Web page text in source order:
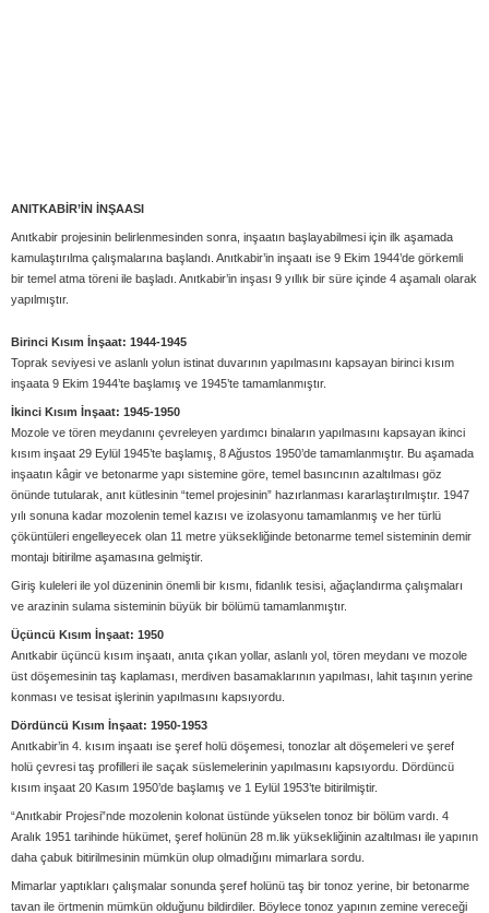
ANITKABİR’İN İNŞAASI
Anıtkabir projesinin belirlenmesinden sonra, inşaatın başlayabilmesi için ilk aşamada
kamulaştırılma çalışmalarına başlandı. Anıtkabir’in inşaatı ise 9 Ekim 1944’de görkemli
bir temel atma töreni ile başladı. Anıtkabir’in inşası 9 yıllık bir süre içinde 4 aşamalı olarak
yapılmıştır.
Birinci Kısım İnşaat: 1944-1945
Toprak seviyesi ve aslanlı yolun istinat duvarının yapılmasını kapsayan birinci kısım
inşaata 9 Ekim 1944’te başlamış ve 1945’te tamamlanmıştır.
İkinci Kısım İnşaat: 1945-1950
Mozole ve tören meydanını çevreleyen yardımcı binaların yapılmasını kapsayan ikinci
kısım inşaat 29 Eylül 1945’te başlamış, 8 Ağustos 1950’de tamamlanmıştır. Bu aşamada
inşaatın kâgir ve betonarme yapı sistemine göre, temel basıncının azaltılması göz
önünde tutularak, anıt kütlesinin “temel projesinin” hazırlanması kararlaştırılmıştır. 1947
yılı sonuna kadar mozolenin temel kazısı ve izolasyonu tamamlanmış ve her türlü
çöküntüleri engelleyecek olan 11 metre yüksekliğinde betonarme temel sisteminin demir
montajı bitirilme aşamasına gelmiştir.
Giriş kuleleri ile yol düzeninin önemli bir kısmı, fidanlık tesisi, ağaçlandırma çalışmaları
ve arazinin sulama sisteminin büyük bir bölümü tamamlanmıştır.
Üçüncü Kısım İnşaat: 1950
Anıtkabir üçüncü kısım inşaatı, anıta çıkan yollar, aslanlı yol, tören meydanı ve mozole
üst döşemesinin taş kaplaması, merdiven basamaklarının yapılması, lahit taşının yerine
konması ve tesisat işlerinin yapılmasını kapsıyordu.
Dördüncü Kısım İnşaat: 1950-1953
Anıtkabir’in 4. kısım inşaatı ise şeref holü döşemesi, tonozlar alt döşemeleri ve şeref
holü çevresi taş profilleri ile saçak süslemelerinin yapılmasını kapsıyordu. Dördüncü
kısım inşaat 20 Kasım 1950’de başlamış ve 1 Eylül 1953’te bitirilmiştir.
“Anıtkabir Projesi”nde mozolenin kolonat üstünde yükselen tonoz bir bölüm vardı. 4
Aralık 1951 tarihinde hükümet, şeref holünün 28 m.lik yüksekliğinin azaltılması ile yapının
daha çabuk bitirilmesinin mümkün olup olmadığını mimarlara sordu.
Mimarlar yaptıkları çalışmalar sonunda şeref holünü taş bir tonoz yerine, bir betonarme
tavan ile örtmenin mümkün olduğunu bildirdiler. Böylece tonoz yapının zemine vereceği